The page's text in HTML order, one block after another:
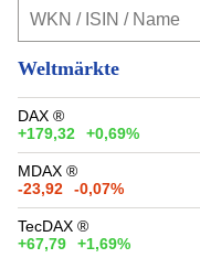
Weltmärkte
DAX ®
+179,32
+0,69%
MDAX ®
-23,92
-0,07%
TecDAX ®
+67,79
+1,69%